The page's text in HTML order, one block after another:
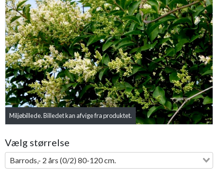
Miljøbillede. Billedet kan afvige fra produktet.
Previous Next
Vælg størrelse
Barrods,- 2 års (0/2) 80-120 cm.